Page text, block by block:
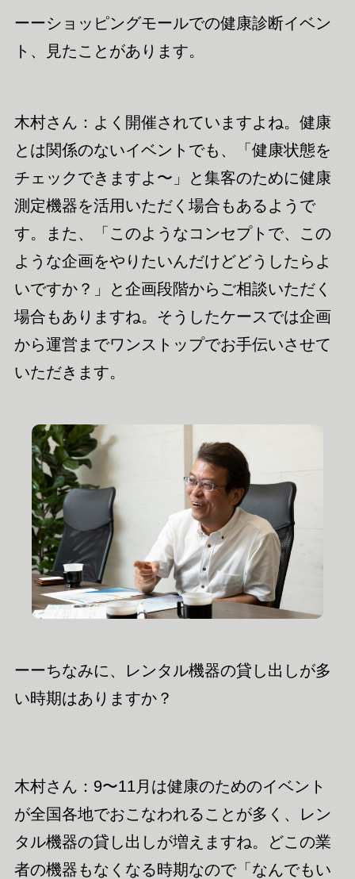
ーーショッピングモールでの健康診断イベン
ト、見たことがあります。
木村さん：よく開催されていますよね。健康
とは関係のないイベントでも、「健康状態を
チェックできますよ〜」と集客のために健康
測定機器を活用いただく 場合もあるようで
す。また、「このようなコンセプトで、この
ような企画をやりたいんだけどどうしたらよ
いですか？」と企画段階からご相談いただく
場合もありますね。 そうしたケースでは企画
から運営 までワンストップでお手伝いさせて
いただきます。
ーーちなみに、レンタル機器の貸し出しが多
い時期はありますか？
木村さん：9〜11月は健康のためのイベント
が全国各地でおこなわれることが多く、レン
タル機器の貸し出しが増えますね。どこの業
者の機器もなくなる時期なので「なんでもい